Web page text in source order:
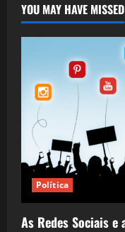
YOU MAY HAVE MISSED
Política
As Redes Sociais e